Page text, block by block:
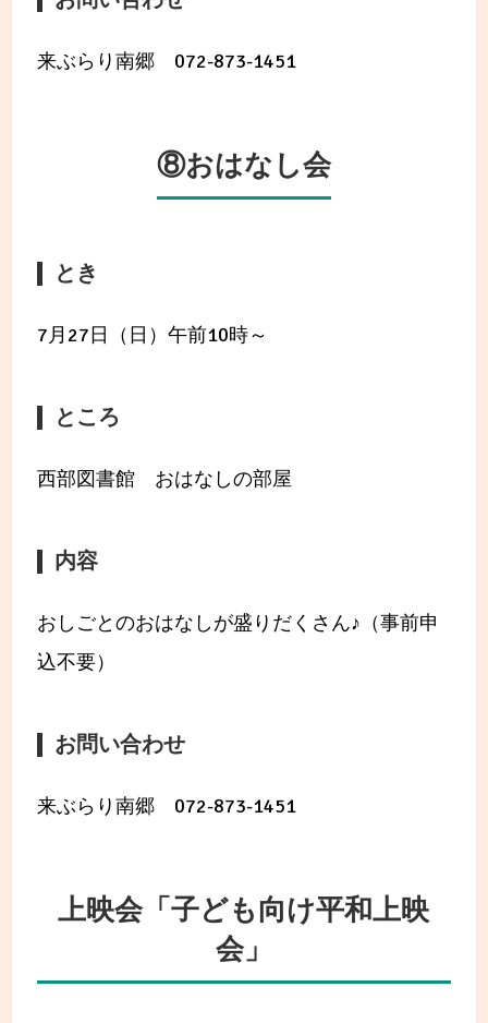
来ぶらり南郷 072-873-1451
⑧おはなし会
とき
7月27日（日）午前10時～
ところ
西部図書館 おはなしの部屋
内容
おしごとのおはなしが盛りだくさん♪（事前申
込不要）
お問い合わせ
来ぶらり南郷 072-873-1451
上映会「子ども向け平和上映
会」